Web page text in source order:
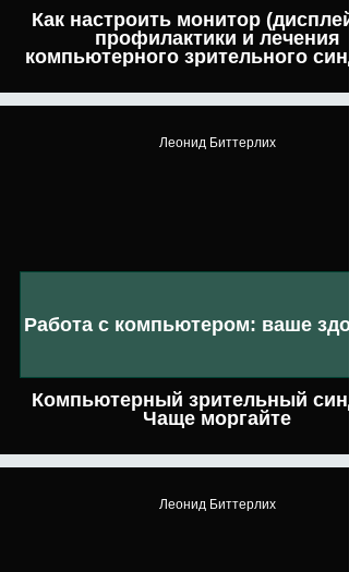
Как настроить монитор
профилактики и лечения
компьютерного зрительного
Компьютерный зрительный
Чаще моргайте
Работа с компьютером: ваше
Леонид Биттерлих
Леонид Биттерлих